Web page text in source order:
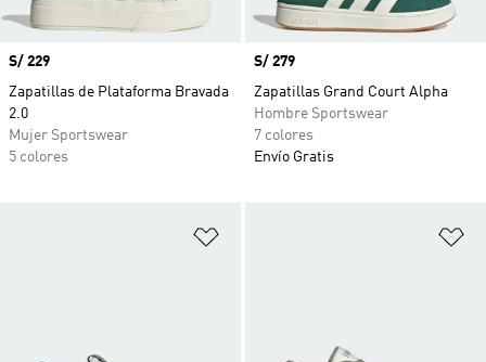
Precio
S/ 229
Zapatillas de Plataforma Bravada
2.0
Mujer Sportswear
5 colores
Precio
S/ 279
Zapatillas Grand Court Alpha
Hombre Sportswear
7 colores
Envío Gratis